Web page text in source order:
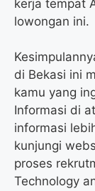
kerja tempat
lowongan ini.
di Bekasi ini
kamu yang
Informasi di
informasi
kunjungi
proses
Technology